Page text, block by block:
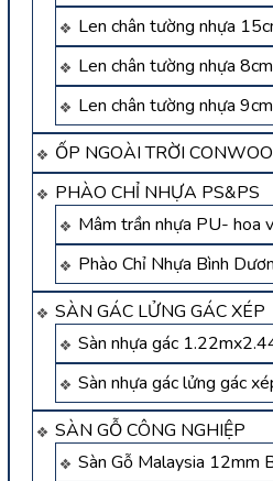
Len chân tường nhựa
Len chân tường nhựa 8cm
Len chân tường nhựa 9cm
ỐP NGOÀI TRỜI
PHÀO CHỈ NHỰA PS&PS
Mâm trần nhựa PU- hoa
Phào Chỉ Nhựa Bình
SÀN GÁC LỬNG GÁC XÉP
Sàn nhựa gác
Sàn nhựa gác lửng gác
SÀN GỖ CÔNG NGHIỆP
Sàn Gỗ Malaysia 12mm